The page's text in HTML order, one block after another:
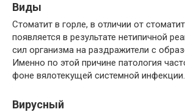
Виды
Стоматит в горле, в отличии от
появляется в результате нетипичной
сил организма на раздражители с
Именно по этой причине патология
фоне вялотекущей системной инфекции.
Вирусный